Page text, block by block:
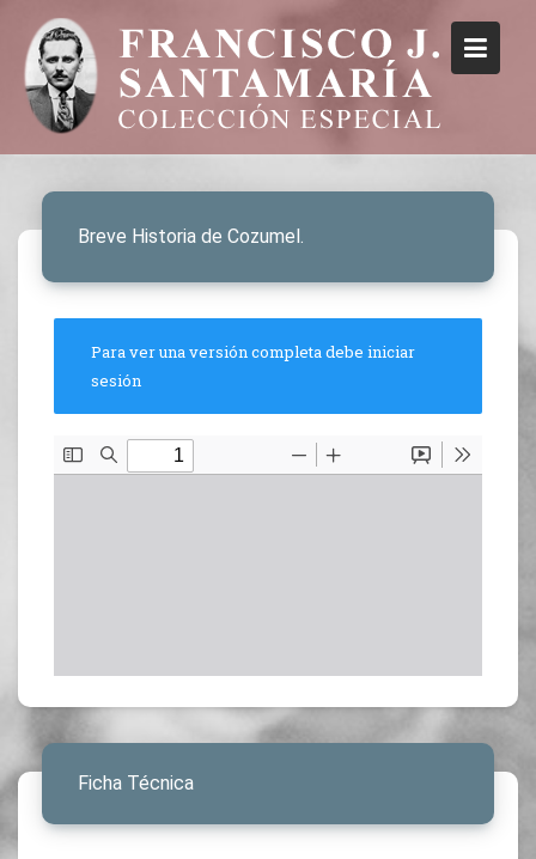
Breve Historia de Cozumel.
Para ver una versión completa debe iniciar
sesión
Ficha Técnica